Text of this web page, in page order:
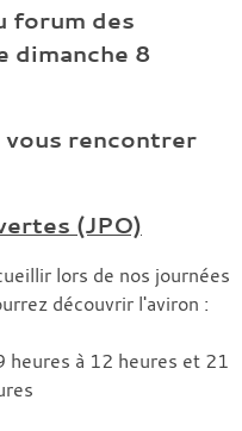
forum des
dimanche 8
vous rencontrer
(JPO)
lors de nos journées
découvrir l'aviron :
heures à 12 heures et 21